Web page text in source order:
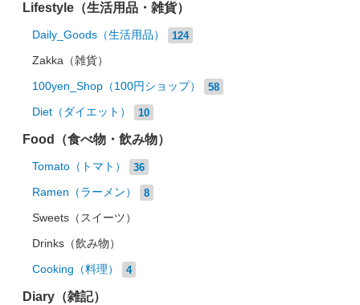
Lifestyle（生活用品・雑貨）
Daily_Goods（生活用品） 124
Zakka（雑貨）
100yen_Shop（100円ショップ） 58
Diet（ダイエット） 10
Food（食べ物・飲み物）
Tomato（トマト） 36
Ramen（ラーメン） 8
Sweets（スイーツ）
Drinks（飲み物）
Cooking（料理） 4
Diary（雑記）